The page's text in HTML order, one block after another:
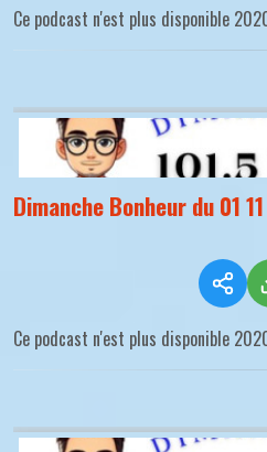
Ce podcast n'est plus disponible
Dimanche Bonheur du 01
Ce podcast n'est plus disponible